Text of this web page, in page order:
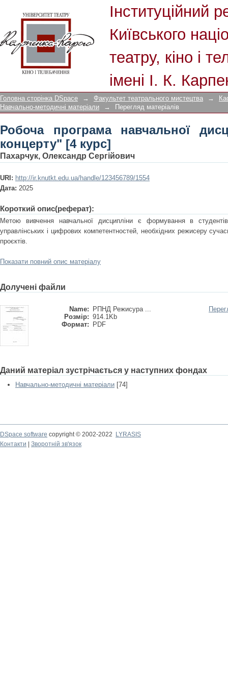
Інституційний
Київського
театру, кіно і
імені І. К.
Робоча програма навчальної
Головна сторінка DSpace → Факультет театрального мистецтва →
Навчально-методичні матеріали
→ Перегляд матеріалів
Робоча програма навчальної
концерту" [4 курс]
Пахарчук, Олександр Сергійович
URI: http://ir.knutkt.edu.ua/handle/123456789/1554
Дата: 2025
Короткий опис(реферат):
Метою вивчення навчальної дисципліни є формування в
управлінських і цифрових компетентностей, необхідних режисеру
проєктів.
Показати повний опис матеріалу
Долучені файли
Name:
РПНД Режисура ...
Розмір: 914.1Kb
Формат:
PDF
Даний матеріал зустрічається у наступних фондах
Навчально-методичні матеріали [74]
DSpace software copyright © 2002-2022
LYRASIS
Контакти
Зворотній зв'язок